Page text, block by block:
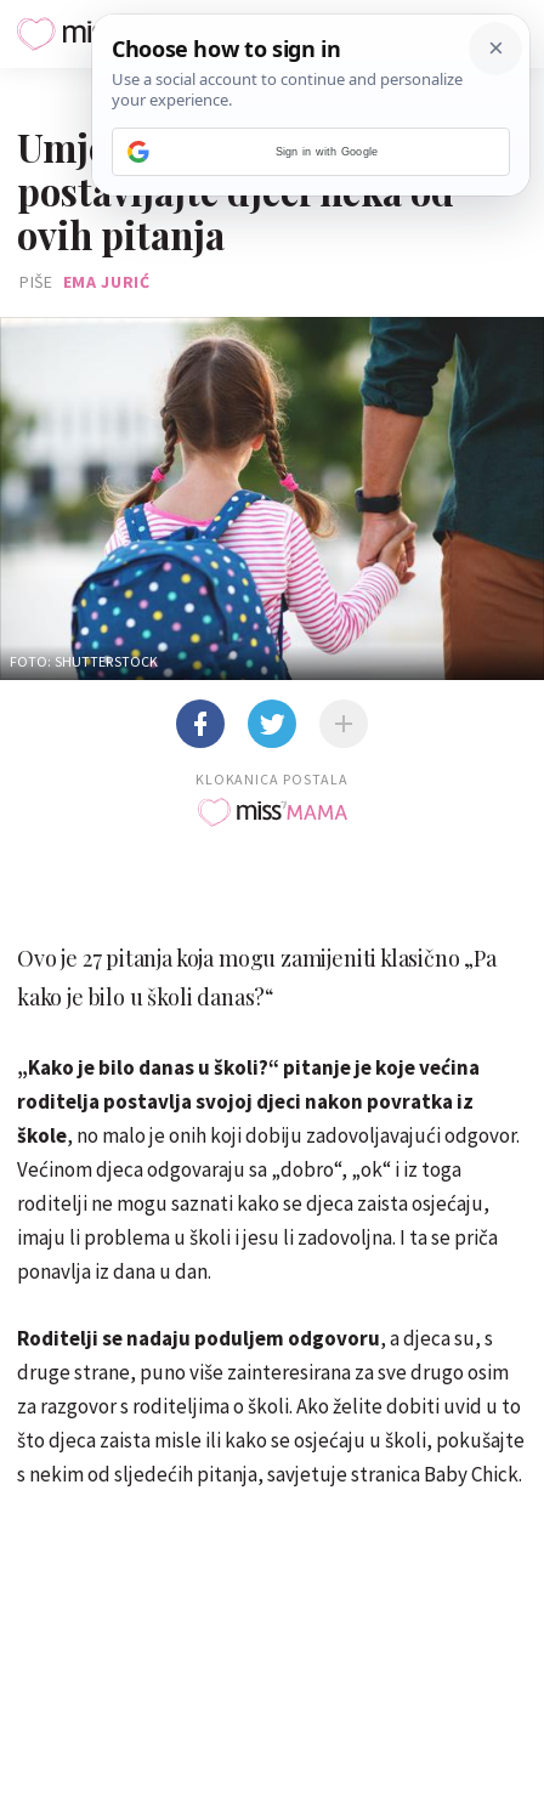
Umjesto "kako je bilo u školi"
postavljajte djeci neka od
ovih pitanja
PIŠE EMA JURIĆ
FOTO: SHUTTERSTOCK
KLOKANICA POSTALA
Ovo je 27 pitanja koja mogu zamijeniti klasično „Pa
kako je bilo u školi danas?“
„Kako je bilo danas u školi?“ pitanje je koje većina
roditelja postavlja svojoj djeci nakon povratka iz
škole, no malo je onih koji dobiju zadovoljavajući odgovor.
Većinom djeca odgovaraju sa „dobro“, „ok“ i iz toga
roditelji ne mogu saznati kako se djeca zaista osjećaju,
imaju li problema u školi i jesu li zadovoljna. I ta se priča
ponavlja iz dana u dan.
Roditelji se nadaju poduljem odgovoru, a djeca su, s
druge strane, puno više zainteresirana za sve drugo osim
za razgovor s roditeljima o školi. Ako želite dobiti uvid u to
što djeca zaista misle ili kako se osjećaju u školi, pokušajte
s nekim od sljedećih pitanja, savjetuje stranica Baby Chick.
Sign in with Google